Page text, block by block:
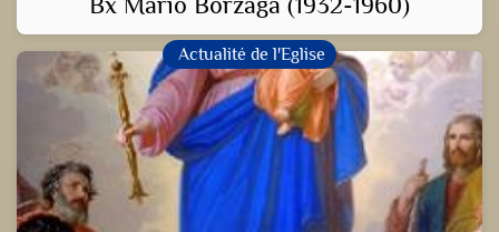
Actualité de l'Eglise